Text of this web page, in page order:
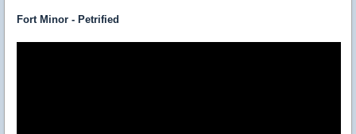
Fort Minor - Petrified